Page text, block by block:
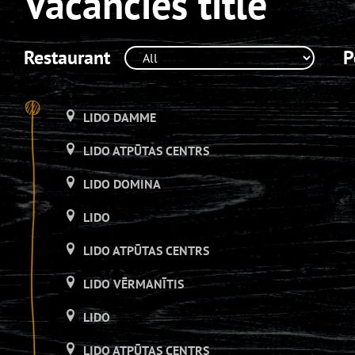
Restaurant
LIDO DAMME
LIDO ATPŪTAS CENTRS
LIDO DOMINA
LIDO
LIDO ATPŪTAS CENTRS
LIDO VĒRMANĪTIS
LIDO
LIDO ATPŪTAS CENTRS